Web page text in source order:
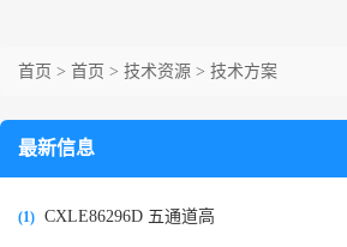
首页 > 首页 > 技术资源 > 技术方案
最新信息
(1) CXLE86296D 五通道高